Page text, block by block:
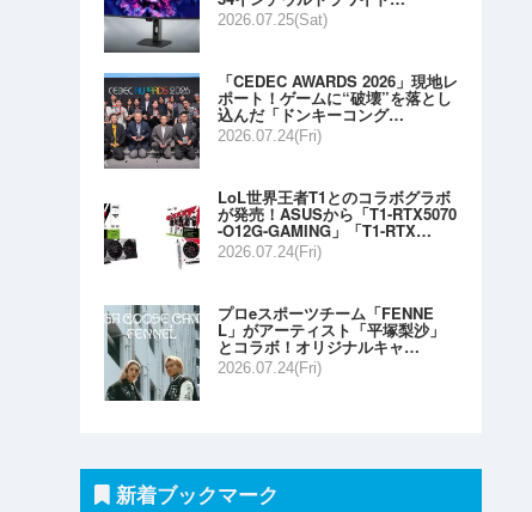
2026.07.25(Sat)
「CEDEC AWARDS 2026」現地レ
ポート！ゲームに“破壊”を落とし
込んだ「ドンキーコング…
2026.07.24(Fri)
LoL世界王者T1とのコラボグラボ
が発売！ASUSから「T1-RTX5070
-O12G-GAMING」「T1-RTX…
2026.07.24(Fri)
プロeスポーツチーム「FENNE
L」がアーティスト「平塚梨沙」
とコラボ！オリジナルキャ…
2026.07.24(Fri)
新着ブックマーク